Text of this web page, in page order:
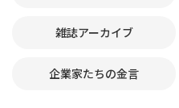
雑誌アーカイブ
企業家たちの金言